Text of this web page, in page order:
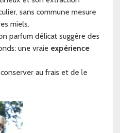
sans commune mesure
miels.
parfum délicat suggère des
une vraie expérience
au frais et de le